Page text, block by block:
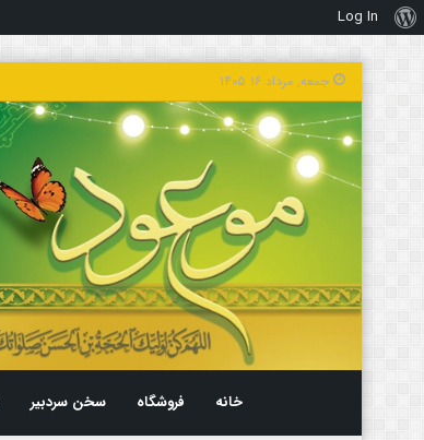
درباره
وردپرس
Log In
جمعه, مرداد ۱۶ ۱۴۰۵
خانه فروشگاه سخن سردبیر